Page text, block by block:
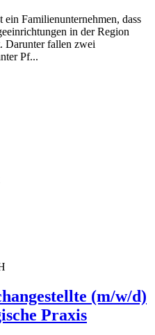
Familienunternehmen, dass
in der Region
Darunter fallen zwei
Pf...
(m/w/d)
Praxis